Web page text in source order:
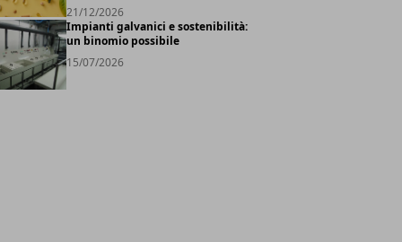
21/12/2026
Impianti galvanici e sostenibilità:
un binomio possibile
15/07/2026